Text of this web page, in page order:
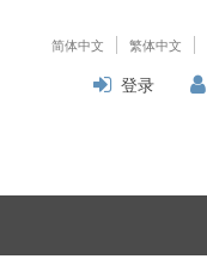
简体中文 繁体中文
登录